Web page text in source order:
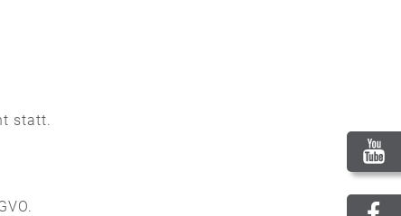
statt.